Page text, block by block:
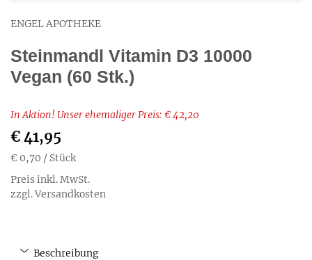
ENGEL APOTHEKE
Steinmandl Vitamin D3 10000
Vegan (60 Stk.)
In Aktion! Unser ehemaliger Preis: € 42,20
€ 41,95
€ 0,70 / Stück
Preis inkl. MwSt.
zzgl. Versandkosten
Beschreibung